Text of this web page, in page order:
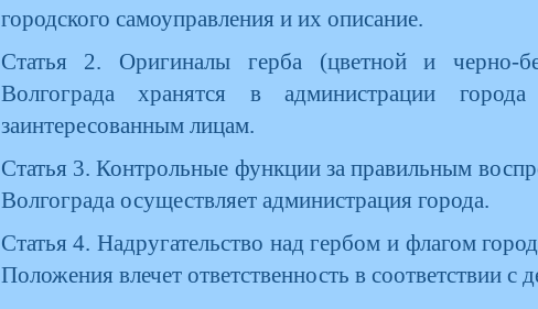
городского самоуправления и их описание.
Статья 2. Оригиналы герба (цветной и черно-
Волгограда хранятся в администрации
заинтересованным лицам.
Статья 3. Контрольные функции за правильным
Волгограда осуществляет администрация города.
Статья 4. Надругательство над гербом и флагом
Положения влечет ответственность в соответствии с